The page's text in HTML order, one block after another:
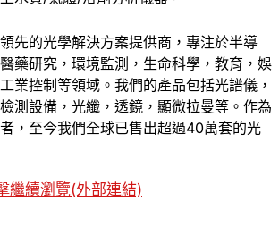
先的光學解決方案提供商，專注於半導
藥研究，環境監測，生命科學，教育，娛
業控制等領域。我們的產品包括光譜儀，
測設備，光纖，透鏡，顯微拉曼等。作為
，至今我們全球已售出超過40萬套的光
繼續瀏覽(外部連結)